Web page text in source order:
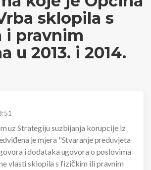
sklopila s
pravnim
u 2013. i 2014.
uz Strategiju suzbijanja korupcije iz
je mjera "Stvaranje preduvjeta
i dodataka ugovora o poslovima
vlasti sklopila s fizičkim ili pravnim